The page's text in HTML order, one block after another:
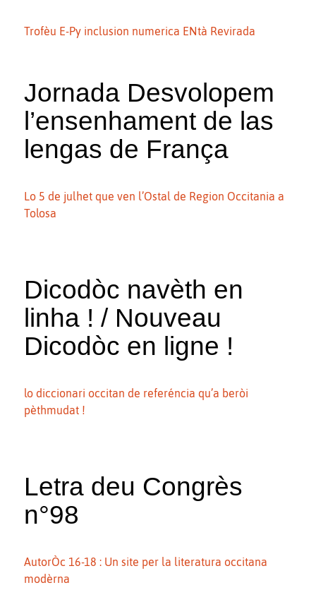
Trofèu E-Py inclusion numerica ENtà Revirada
Jornada Desvolopem
l’ensenhament de las
lengas de França
Lo 5 de julhet que ven l’Ostal de Region Occitania a
Tolosa
Dicodòc navèth en
linha ! / Nouveau
Dicodòc en ligne !
lo diccionari occitan de referéncia qu’a beròi
pèthmudat !
Letra deu Congrès
n°98
AutorÒc 16-18 : Un site per la literatura occitana
modèrna